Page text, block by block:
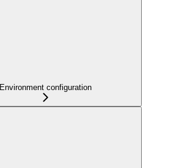
Environment configuration